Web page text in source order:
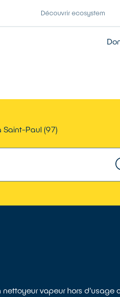
Découvrir ecosystem
Saint-Paul (97)
vapeur hors d'usage